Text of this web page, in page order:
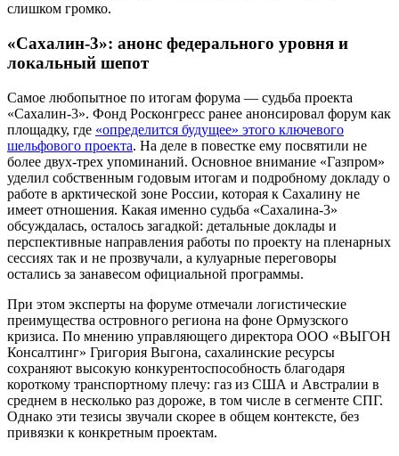
слишком громко.
«Сахалин-3»: анонс федерального уровня и
локальный шепот
Самое любопытное по итогам форума — судьба проекта
«Сахалин-3». Фонд Росконгресс ранее анонсировал форум как
площадку, где «определится будущее» этого ключевого
шельфового проекта. На деле в повестке ему посвятили не
более двух-трех упоминаний. Основное внимание «Газпром»
уделил собственным годовым итогам и подробному докладу о
работе в арктической зоне России, которая к Сахалину не
имеет отношения. Какая именно судьба «Сахалина-3»
обсуждалась, осталось загадкой: детальные доклады и
перспективные направления работы по проекту на пленарных
сессиях так и не прозвучали, а кулуарные переговоры
остались за занавесом официальной программы.
При этом эксперты на форуме отмечали логистические
преимущества островного региона на фоне Ормузского
кризиса. По мнению управляющего директора ООО «ВЫГОН
Консалтинг» Григория Выгона, сахалинские ресурсы
сохраняют высокую конкурентоспособность благодаря
короткому транспортному плечу: газ из США и Австралии в
среднем в несколько раз дороже, в том числе в сегменте СПГ.
Однако эти тезисы звучали скорее в общем контексте, без
привязки к конкретным проектам.